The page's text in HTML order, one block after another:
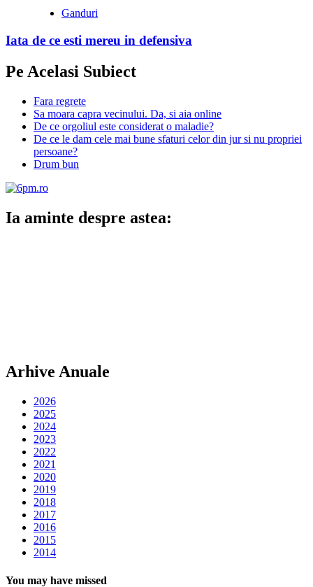
Ganduri
Iata de ce esti mereu in defensiva
Pe Acelasi Subiect
Fara regrete
Sa moara capra vecinului. Da, si aia online
De ce orgoliul este considerat o maladie?
De ce le dam cele mai bune sfaturi celor din jur si nu propriei
persoane?
Drum bun
Ia aminte despre astea:
Arhive Anuale
2026
2025
2024
2023
2022
2021
2020
2019
2018
2017
2016
2015
2014
You may have missed